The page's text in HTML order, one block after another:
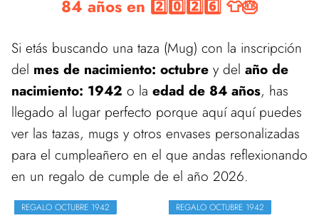
84 años en 2️⃣0️⃣2️⃣6️⃣ 👕🎂
Si etás buscando una taza (Mug) con la inscripción
del mes de nacimiento: octubre y del año de
nacimiento: 1942 o la edad de 84 años, has
llegado al lugar perfecto porque aquí aquí puedes
ver las tazas, mugs y otros envases personalizadas
para el cumpleañero en el que andas reflexionando
en un regalo de cumple de el año 2026.
REGALO OCTUBRE 1942 REGALO OCTUBRE 1942